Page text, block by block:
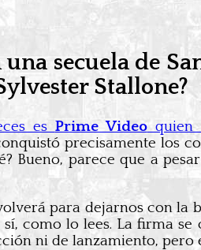
secuela de
Stallone?
es Prime Videoquien
precisamente los
Bueno, parece que a
para dejarnos con la
como lo lees. La firma
ni de lanzamiento, pero